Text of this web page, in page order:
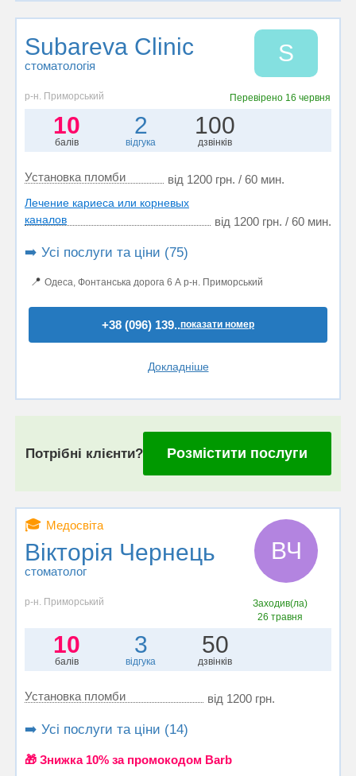
Subareva Clinic
стоматологія S
р-н. Приморський Перевірено 16 червня
10
балів
2
відгука
100
дзвінків
Установка пломби від 1200 грн. / 60 мин.
Лечение кариеса или корневых
каналов
від 1200 грн. / 60 мин.
➡️ Усі послуги та ціни (75)
📍 Одеса, Фонтанська дорога 6 А р-н. Приморський
+38 (096) 139..показати номер
Докладніше
Потрібні клієнти? Розмістити послуги
🎓 Медосвіта
Вікторія Чернець
стоматолог
ВЧ
р-н. Приморський
Заходив(ла)
26 травня
10
балів
3
відгука
50
дзвінків
Установка пломби від 1200 грн.
➡️ Усі послуги та ціни (14)
🎁 Знижка 10% за промокодом Barb